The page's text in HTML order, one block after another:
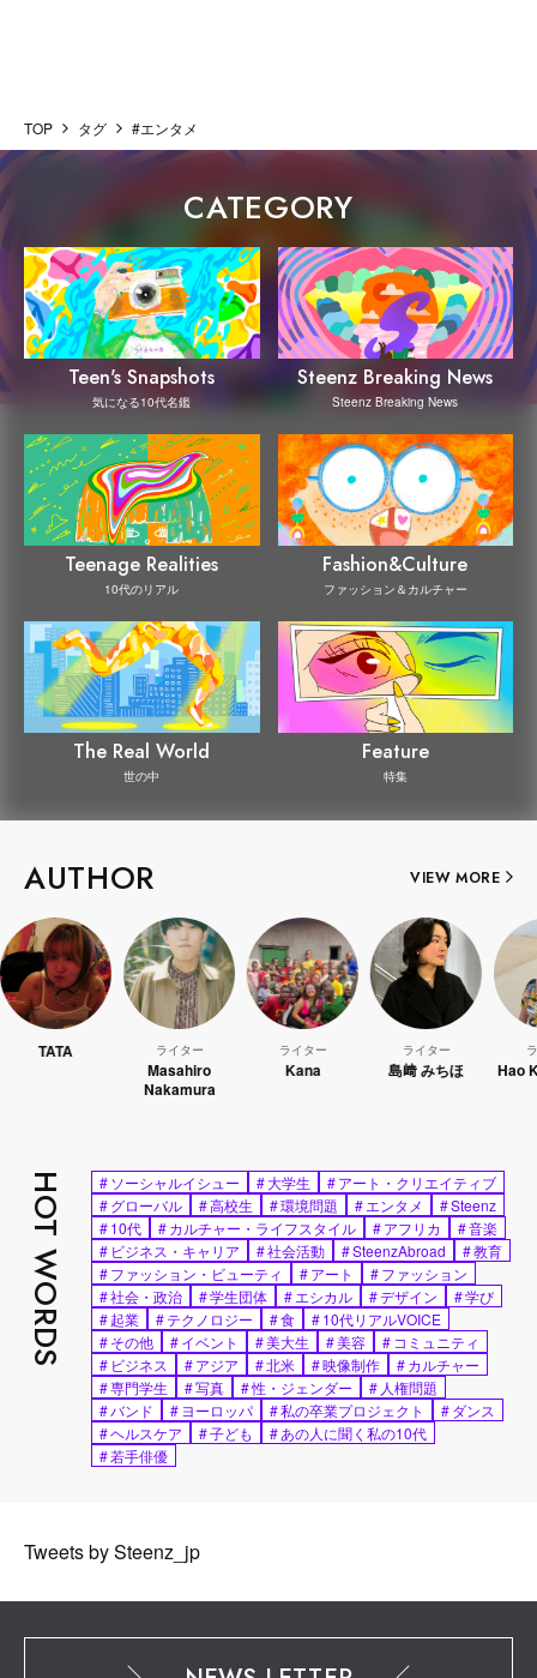
TOP タグ #エンタメ
CATEGORY
Teen's Snapshots
気になる10代名鑑
Steenz Breaking News
Steenz Breaking News
Teenage Realities
10代のリアル
Fashion&Culture
ファッション＆カルチャー
The Real World
世の中
Feature
特集
AUTHOR VIEW MORE
ライター ライター
Kana
ライター
島﨑 みちほ
ライター
Hao Kanayama
HOT WORDS #ソーシャルイシュー #大学生 #アート・クリエイティブ
#グローバル #高校生 #環境問題 #エンタメ #Steenz
#10代 #カルチャー・ライフスタイル #アフリカ #音楽
# ビジネス・キャリア #社会活動 #SteenzAbroad #教育
#ファッション・ビューティ #アート #ファッション
#社会・政治 #学生団体 #エシカル #デザイン #学び
#起業 #テクノロジー #食 #10代リアルVOICE
#その他 #イベント #美大生 #美容 # コミュニティ
# ビジネス #アジア #北米 #映像制作 #カルチャー
#専門学生 #写真 #性・ジェンダー # 人権問題
#バンド #ヨーロッパ #私の卒業プロジェクト #ダンス
#ヘルスケア #子ども #あの人に聞く私の10代
#若手俳優
Tweets by Steenz_jp